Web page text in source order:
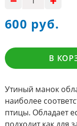
600 руб.
В
Утиный манок
наиболее
птицы. Обладает